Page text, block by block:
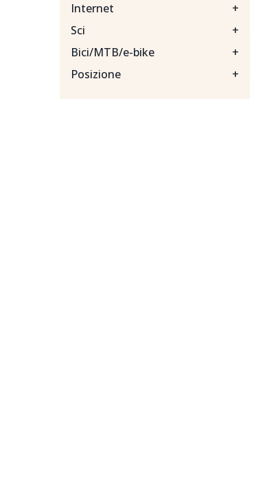
Internet
+
Sci
+
Bici/MTB/e-bike
+
Posizione
+